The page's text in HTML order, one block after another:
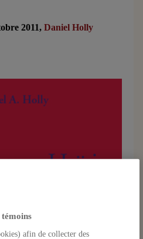
2011,Daniel Holly
afin de collecter des